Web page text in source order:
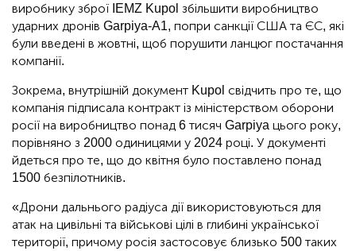
виробнику зброї IEMZ Kupol збільшити виробництво
ударних дронів Garpiya-A1, попри санкції США та ЄС, які
були введені в жовтні, щоб порушити ланцюг постачання
компанії.
Зокрема, внутрішній документ Kupol свідчить про те, що
компанія підписала контракт із міністерством оборони
росії на виробництво понад 6 тисяч Garpiya цього року,
порівняно з 2000 одиницями у 2024 році. У документі
йдеться про те, що до квітня було поставлено понад
1500 безпілотників.
«Дрони дальнього радіуса дії використовуються для
атак на цивільні та військові цілі в глибині української
території, причому росія застосовує близько 500 таких